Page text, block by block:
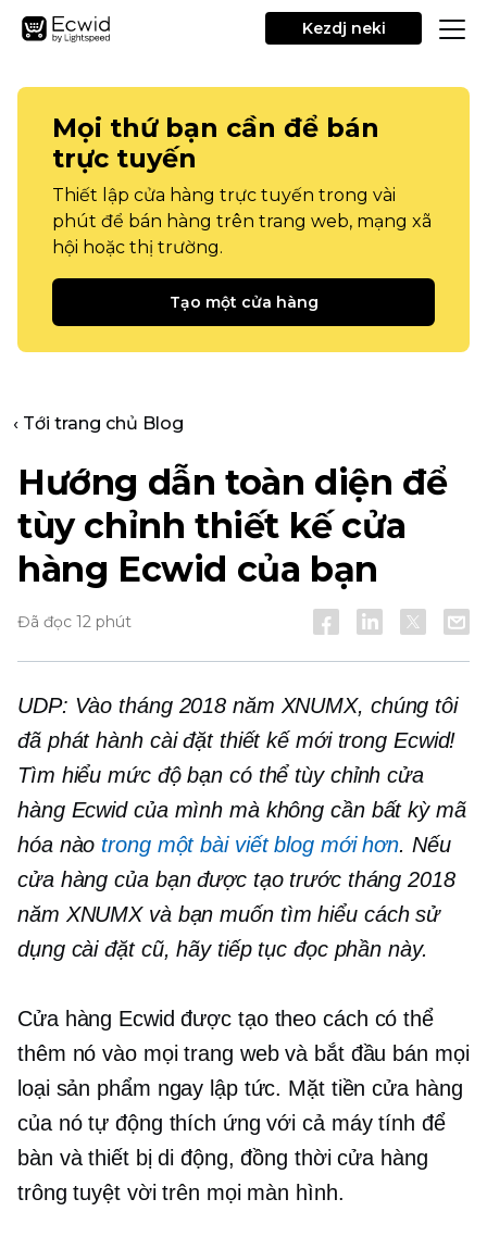
Kezdj neki
Mọi thứ bạn cần để bán
trực tuyến
Thiết lập cửa hàng trực tuyến trong vài
phút để bán hàng trên trang web, mạng xã
hội hoặc thị trường.
Tạo một cửa hàng
‹ Tới trang chủ Blog
Hướng dẫn toàn diện để
tùy chỉnh thiết kế cửa
hàng Ecwid của bạn
Đã đọc 12 phút
UDP: Vào tháng 2018 năm XNUMX, chúng tôi
đã phát hành cài đặt thiết kế mới trong Ecwid!
Tìm hiểu mức độ bạn có thể tùy chỉnh cửa
hàng Ecwid của mình mà không cần bất kỳ mã
hóa nào trong một bài viết blog mới hơn. Nếu
cửa hàng của bạn được tạo trước tháng 2018
năm XNUMX và bạn muốn tìm hiểu cách sử
dụng cài đặt cũ, hãy tiếp tục đọc phần này.
Cửa hàng Ecwid được tạo theo cách có thể
thêm nó vào mọi trang web và bắt đầu bán mọi
loại sản phẩm ngay lập tức. Mặt tiền cửa hàng
của nó tự động thích ứng với cả máy tính để
bàn và thiết bị di động, đồng thời cửa hàng
trông tuyệt vời trên mọi màn hình.